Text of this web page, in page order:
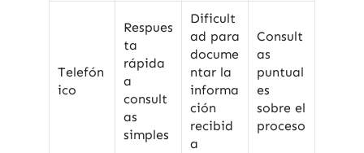
Telefón
ico
Respues
ta
rápida
a
consult
as
simples
Dificult
ad para
docume
ntar la
informa
ción
recibid
a
Consult
as
puntual
es
sobre el
proceso